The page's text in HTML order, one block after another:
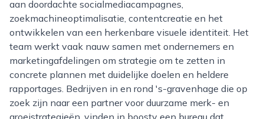
aan doordachte socialmediacampagnes,
zoekmachineoptimalisatie, contentcreatie en het
ontwikkelen van een herkenbare visuele identiteit. Het
team werkt vaak nauw samen met ondernemers en
marketingafdelingen om strategie om te zetten in
concrete plannen met duidelijke doelen en heldere
rapportages. Bedrijven in en rond 's-gravenhage die op
zoek zijn naar een partner voor duurzame merk- en
groeistrategieën, vinden in boosty een bureau dat